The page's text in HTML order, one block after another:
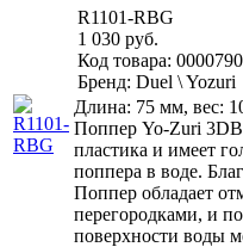
R1101-RBG
1 030 руб.
Код товара:
Бренд: Duel \ Yozuri
Длина: 75 мм, вес:
Поппер Yo-Zuri 3DB
пластика и имеет
поппера в воде.
Поппер обладает
перегородками, и
поверхности воды